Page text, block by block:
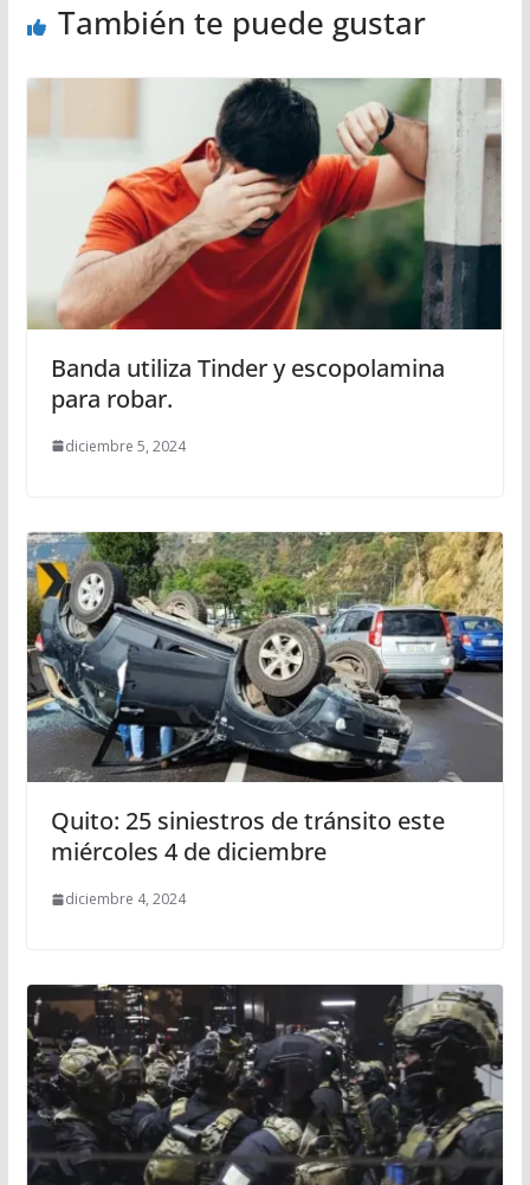
También te puede gustar
Banda utiliza Tinder y escopolamina
para robar.
diciembre 5, 2024
Quito: 25 siniestros de tránsito este
miércoles 4 de diciembre
diciembre 4, 2024